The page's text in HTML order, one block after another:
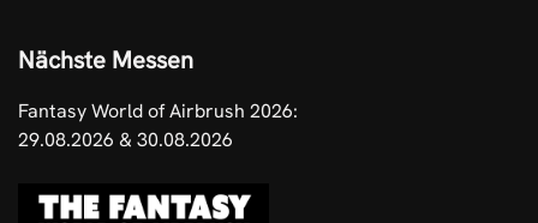
Nächste Messen
Fantasy World of Airbrush 2026:
29.08.2026 & 30.08.2026